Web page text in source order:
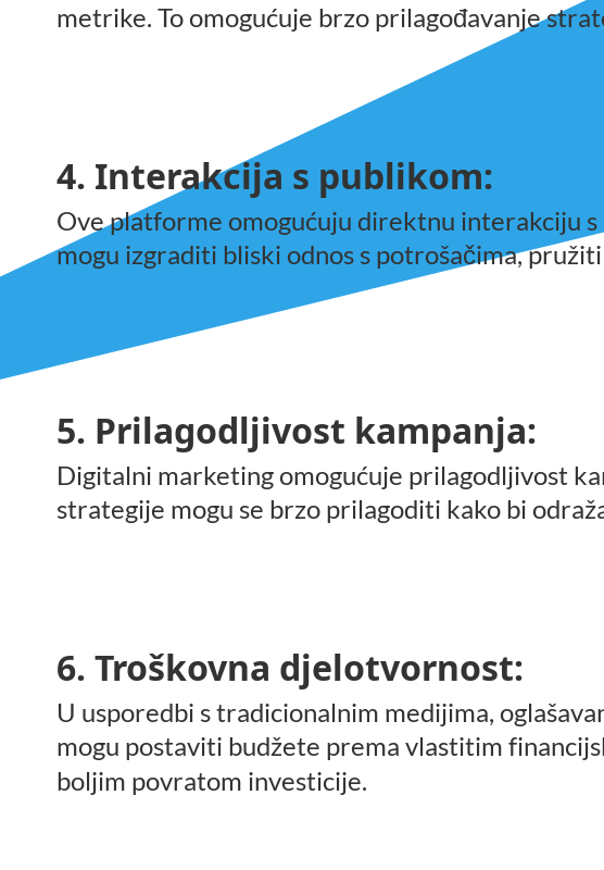
metrike. To omogućuje brzo prilagođavanje
4. Interakcija s publikom:
Ove platforme omogućuju direktnu interakciju
mogu izgraditi bliski odnos s potrošačima,
5. Prilagodljivost kampanja:
Digitalni marketing omogućuje prilagodljivost
strategije mogu se brzo prilagoditi kako bi
6. Troškovna djelotvornost:
U usporedbi s tradicionalnim medijima,
mogu postaviti budžete prema vlastitim
boljim povratom investicije.